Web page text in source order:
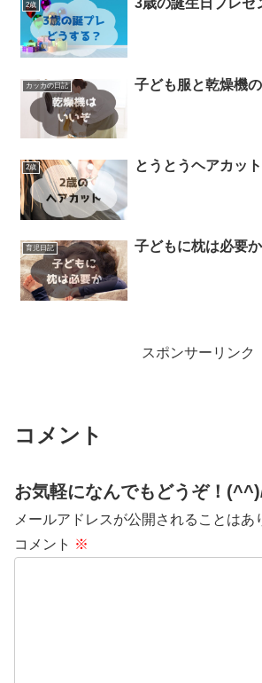
2歳 3歳の誕生日プレゼ
カッカの日記 子ども服と乾燥機
2歳 とうとうヘアカッ
育児日記 子どもに枕は必要か
スポンサーリンク
コメント
お気軽になんでもどうぞ！
メールアドレスが公開されることはあ
コメント ※